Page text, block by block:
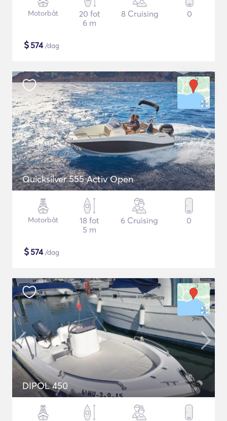
Motorbåt
20 fot
6 m
8 Cruising 0
$574/dag
Quicksilver 555 Activ Open
Motorbåt
18 fot
5 m
6 Cruising 0
$574/dag
DIPOL 450